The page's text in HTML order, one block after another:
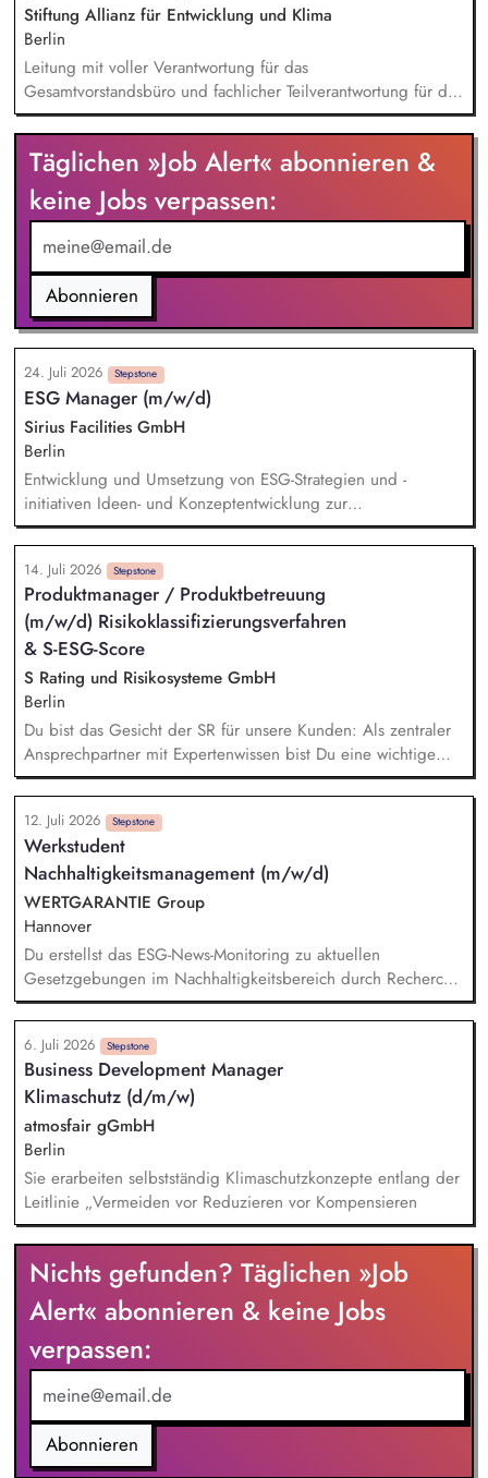
Stiftung Allianz für Entwicklung und Klima
Berlin
Leitung mit voller Verantwortung für das
Gesamtvorstandsbüro und fachlicher Teilverantwortung für die
Mitarbeitenden der Vorstandsbüros. Budgetsteuerung
Vorstandsbüro. Management des Berichtswesens; Steuerung
und Sicherstellung der fristgerechten Abgabe. Inhaltliche
Vorbereitung, Steuerung, Durchführung und Nachbereitung
von Terminen mit satzungsgemäßen Gremien (Kuratorium,
Beirat). Analyse, Bewertung und Ausarbeitung von
Entscheidungsvorlagen sowie von strategischen und
operativen Aufgabenstellungen.
Täglichen »Job Alert« abonnieren &
keine Jobs verpassen:
Abonnieren
24. Juli 2026 Stepstone
ESG Manager (m/w/d)
Sirius Facilities GmbH
Berlin
Entwicklung und Umsetzung von ESG-Strategien und -
initiativen Ideen- und Konzeptentwicklung zur
Dekarbonisierung der Gewerbeparks Budgetierung konkreter
Nachhaltigkeitsmaßnahmen und Bewertung des CRREM-
Pfades Machbarkeitsstudien und technische Vorprüfung für
PV-, LED- und Heizungsprojekte Unterstützung bei der
Gebäudezertifizierung nach gängigen
Nachhaltigkeitsstandards Erstellung von Reports und
Präsentationen für interne und externe Stakeholder
14. Juli 2026 Stepstone
Produktmanager / Produktbetreuung
(m/w/d) Risikoklassifizierungsverfahren
& S-ESG-Score
S Rating und Risikosysteme GmbH
Berlin
Du bist das Gesicht der SR für unsere Kunden: Als zentraler
Ansprechpartner mit Expertenwissen bist Du eine wichtige
Anlaufstelle für den S-ESG-Score und unsere etablierten
Risikoklassifizierungsverfahren. Du leistest wichtige
Übersetzungsarbeit: Durch die Erstellung von
praxistauglichen Schulungs- und Kommunikationsunterlagen
(Leitfäden, FAQ-Listen, Validierungskommunikationen etc.)
unterstützt Du die Sparkassen bei der Umsetzung
bestmöglich. Du beantwortest Supportanfragen und betreust
unsere Kunden und Gremien. Du entwickelst die
Kommunikationskanäle weiter und siehst KI als Chance.
12. Juli 2026 Stepstone
Werkstudent
Nachhaltigkeitsmanagement (m/w/d)
WERTGARANTIE Group
Hannover
Du erstellst das ESG-News-Monitoring zu aktuellen
Gesetzgebungen im Nachhaltigkeitsbereich durch Recherche
verschiedener Datenbanken. Du unterstützt bei der Planung
und Umsetzung von aktuellen Nachhaltigkeitsprojekten und -
Maßnahmen auf Unternehmensebene. Du übernimmst
Aufgaben in unseren vielfältigen Themenfeldern, u.a.
Kreislaufwirtschaft, Aktive Mobilität, Soziale Nachhaltigkeit,
Nachhaltigkeitskommunikation. Du bist in die Erstellung des
Nachhaltigkeitsberichts und die Erhebung entsprechender
Kennzahlen (insb. CO2-Bilanz) eingebunden.
6. Juli 2026 Stepstone
Business Development Manager
Klimaschutz (d/m/w)
atmosfair gGmbH
Berlin
Sie erarbeiten selbstständig Klimaschutzkonzepte entlang der
Leitlinie „Vermeiden vor Reduzieren vor Kompensieren
Nichts gefunden? Täglichen »Job
Alert« abonnieren & keine Jobs
verpassen:
Abonnieren